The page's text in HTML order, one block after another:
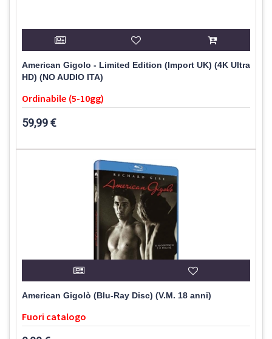
American Gigolo - Limited Edition (Import UK) (4K Ultra
HD) (NO AUDIO ITA)
Ordinabile (5-10gg)
59,99 €
American Gigolò (Blu-Ray Disc) (V.M. 18 anni)
Fuori catalogo